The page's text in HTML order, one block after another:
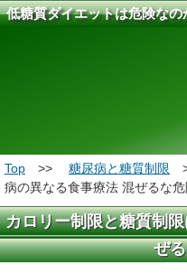
低糖質ダイエットは危険な
Top >> 糖尿病と糖質制限
病の異なる食事療法 混ぜるな危
カロリー制限と糖質制
ぜ